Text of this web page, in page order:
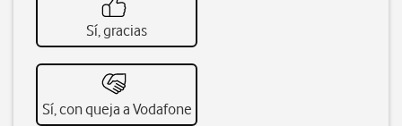
Sí, gracias
Sí, con queja a Vodafone